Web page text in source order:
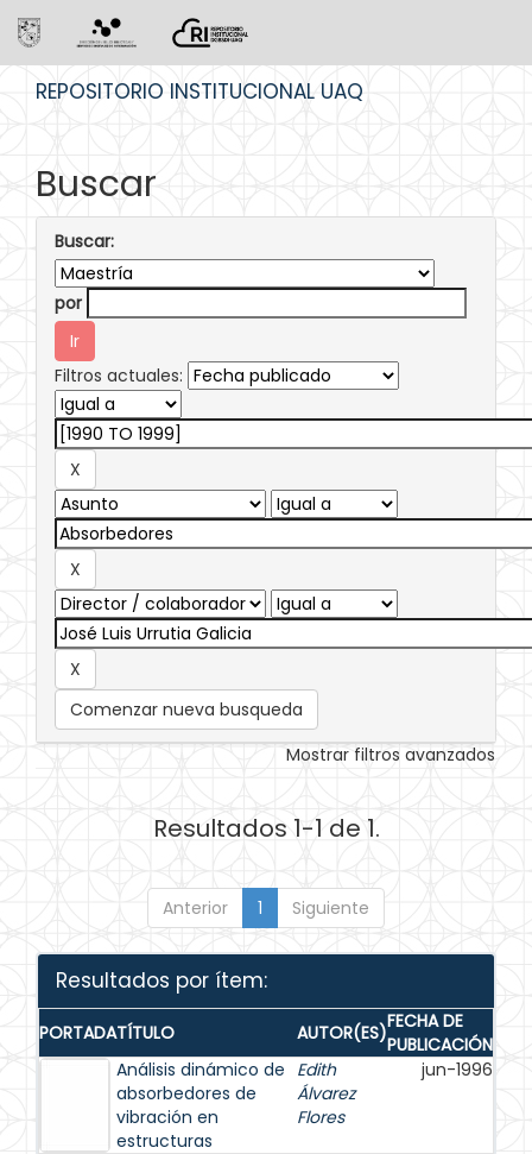
REPOSITORIO INSTITUCIONAL UAQ
Buscar
Buscar:
por
Filtros actuales:
Comenzar nueva busqueda
Mostrar filtros avanzados
Resultados 1-1 de 1.
Anterior 1 Siguiente
Resultados por ítem:
PORTADATÍTULO AUTOR(ES)FECHA DE
PUBLICACIÓN
Análisis dinámico de
absorbedores de
vibración en
estructuras
Edith
Álvarez
Flores
jun-1996